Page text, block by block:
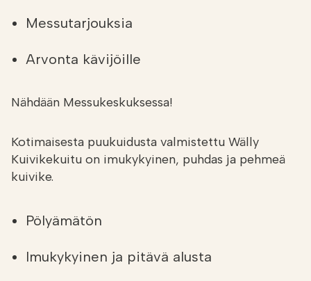
Messutarjouksia
Arvonta kävijöille
Nähdään Messukeskuksessa!
Kotimaisesta puukuidusta valmistettu Wälly
Kuivikekuitu on imukykyinen, puhdas ja pehmeä
kuivike.
Pölyämätön
Imukykyinen ja pitävä alusta